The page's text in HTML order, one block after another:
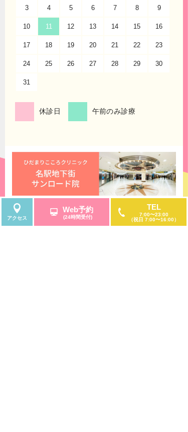
3 4 5 6 7 8 9
10 11 12 13 14 15 16
17 18 19 20 21 22 23
24 25 26 27 28 29 30
31
休診日 午前のみ診療
さいませ。「サンシャインサカエ」は栄地下街に
も直結しております。
診療案内
うつ病・不安症・パニック症・不眠症の診療に対
当院は、うつ病や不安症・パニック症・不眠症、
つ病・女性のうつ病・仮面うつ病・自律神経失調
症、発達障害・ADHD、アスペルガー症候群、強
迫性障害、社交不安症、全般性不安障害、広場恐
療も行う、大人のための心療内科・メンタルクリ
ニック・精神科です。
アクセス
Web予約
(24時間受付)
TEL
7:00〜23:00
（祝日 7:00〜16:00）